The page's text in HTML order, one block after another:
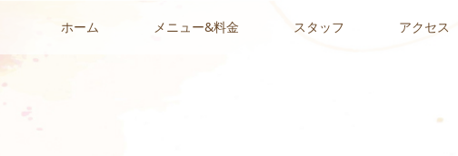
ホーム メニュー&料金 スタッフ アクセス